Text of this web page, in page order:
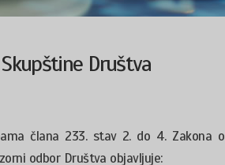
Društva
člana 233. stav 2. do 4. Zakona o
odbor Društva objavljuje: